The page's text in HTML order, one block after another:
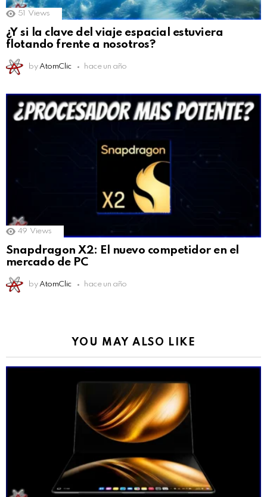
51 Views
¿Y si la clave del viaje espacial estuviera
flotando frente a nosotros?
by AtomClic hace un año
49 Views
Snapdragon X2: El nuevo competidor en el
mercado de PC
by AtomClic hace un año
YOU MAY ALSO LIKE